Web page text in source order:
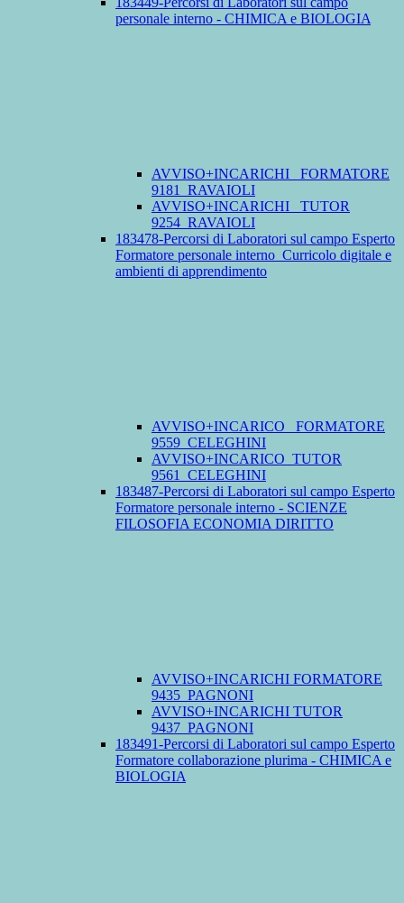
personale interno - CHIMICA e BIOLOGIA
AVVISO+INCARICHI_ FORMATORE
9181_RAVAIOLI
AVVISO+INCARICHI_ TUTOR
9254_RAVAIOLI
183478-Percorsi di Laboratori sul campo Esperto
Formatore personale interno_Curricolo digitale e
ambienti di apprendimento
AVVISO+INCARICO_ FORMATORE
9559_CELEGHINI
AVVISO+INCARICO_TUTOR
9561_CELEGHINI
183487-Percorsi di Laboratori sul campo Esperto
Formatore personale interno - SCIENZE
FILOSOFIA ECONOMIA DIRITTO
AVVISO+INCARICHI FORMATORE
9435_PAGNONI
AVVISO+INCARICHI TUTOR
9437_PAGNONI
183491-Percorsi di Laboratori sul campo Esperto
Formatore collaborazione plurima - CHIMICA e
BIOLOGIA